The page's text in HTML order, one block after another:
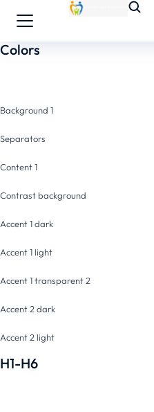
Colors
Background 1
Separators
Content 1
Contrast background
Accent 1 dark
Accent 1 light
Accent 1 transparent 2
Accent 2 dark
Accent 2 light
H1-H6